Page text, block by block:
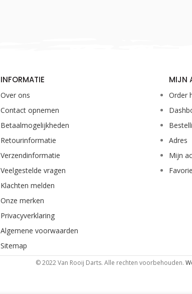
INFORMATIE
Over ons
Contact opnemen
Betaalmogelijkheden
Retourinformatie
Verzendinformatie
Veelgestelde vragen
Klachten melden
Onze merken
Privacyverklaring
Algemene voorwaarden
Sitemap
MIJN
Order
Adres
Mijn
© 2022 Van Rooij Darts. Alle rechten voorbehouden.